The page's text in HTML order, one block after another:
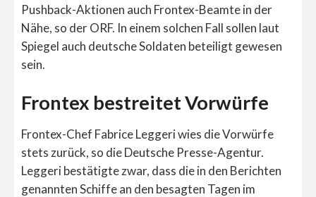
Pushback-Aktionen auch Frontex-Beamte in der
Nähe, so der ORF. In einem solchen Fall sollen laut
Spiegel auch deutsche Soldaten beteiligt gewesen
sein.
Frontex bestreitet Vorwürfe
Frontex-Chef Fabrice Leggeri wies die Vorwürfe
stets zurück, so die Deutsche Presse-Agentur.
Leggeri bestätigte zwar, dass die in den Berichten
genannten Schiffe an den besagten Tagen im